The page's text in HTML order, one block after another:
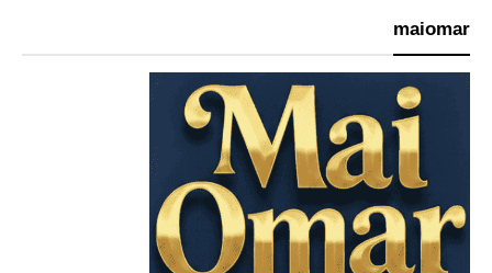
maiomar